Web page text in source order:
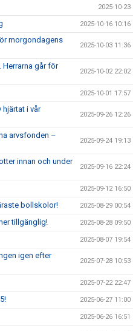
2025-10-23
2025-10-16 10:16
morgondagens
2025-10-03 11:36
går för
2025-10-02 22:02
2025-10-01 17:57
hjärtat i vår
2025-09-26 12:26
arvsfonden –
2025-09-24 19:13
innan och under
2025-09-16 22:24
2025-09-12 16:50
bollskolor! 2025-08-29 00:54
tillgänglig! 2025-08-28 09:50
2025-08-07 19:54
igen efter
2025-07-28 10:53
2025-07-22 22:47
2025-06-27 11:00
2025-06-26 16:51